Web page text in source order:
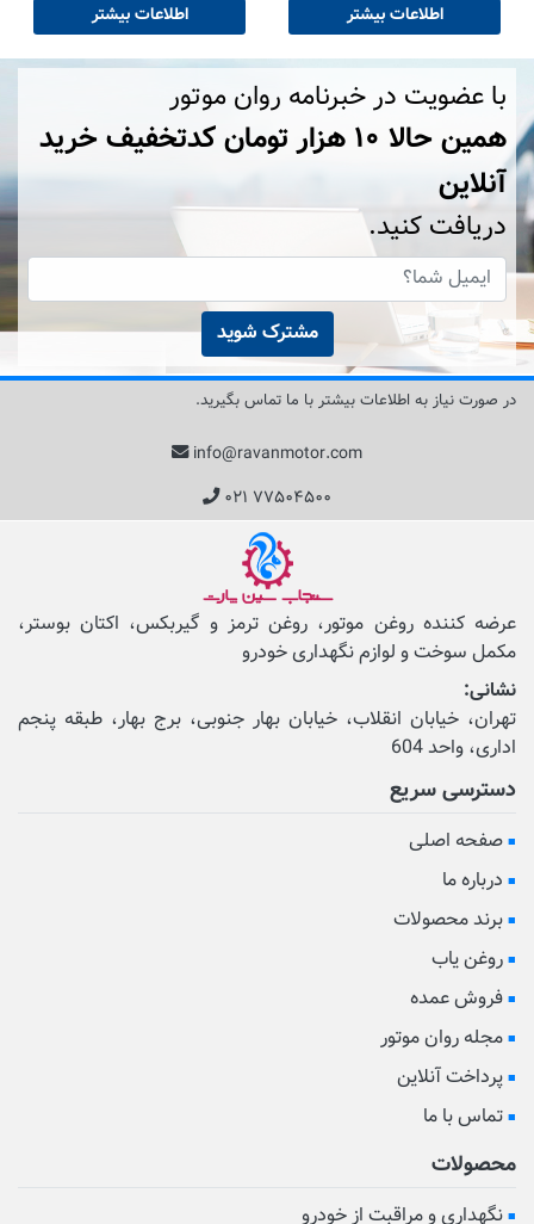
اطلاعات بیشتر اطلاعات بیشتر
با عضویت در خبرنامه روان موتور
همین حالا ۱۰ هزار تومان کد‌تخفیف خرید
آنلاین
دریافت کنید.
مشترک شوید
در صورت نیاز به اطلاعات بیشتر با ما تماس بگیرید.
info@ravanmotor.com
۰۲۱ ۷۷۵۰۴۵۰۰
عرضه کننده روغن موتور، روغن ترمز و گیربکس، اکتان بوستر،
مکمل‌ سوخت و لوازم نگهداری خودرو
نشانی:
تهران، خیابان انقلاب، خیابان بهار جنوبی، برج بهار، طبقه پنجم
اداری، واحد 604
دسترسی سریع
صفحه اصلی
درباره ما
برند محصولات
روغن یاب
فروش عمده
مجله روان موتور
پرداخت آنلاین
تماس با ما
محصولات
نگهداری و مراقبت از خودرو